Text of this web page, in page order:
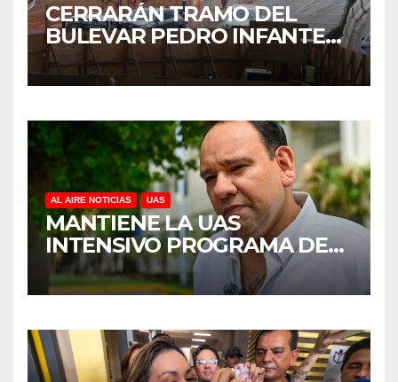
CERRARÁN TRAMO DEL
BULEVAR PEDRO INFANTE
PARA ACELERAR OBRAS
ANTES DEL REGRESO A
AL AIRE NOTICIAS UAS
MANTIENE LA UAS
INTENSIVO PROGRAMA DE
MANTENIMIENTO Y
REHABILITACIÓN EN SUS
DEL CICLO ESCOLAR 2026-
2027